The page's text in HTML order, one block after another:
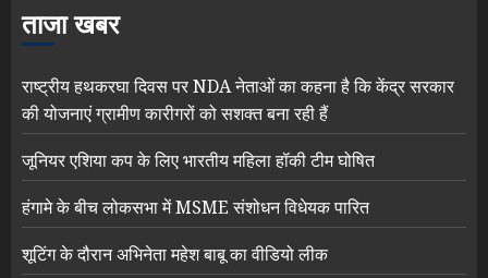
ताजा खबर
राष्ट्रीय हथकरघा दिवस पर NDA नेताओं का कहना है कि केंद्र सरकार
की योजनाएं ग्रामीण कारीगरों को सशक्त बना रही हैं
जूनियर एशिया कप के लिए भारतीय महिला हॉकी टीम घोषित
हंगामे के बीच लोकसभा में MSME संशोधन विधेयक पारित
शूटिंग के दौरान अभिनेता महेश बाबू का वीडियो लीक